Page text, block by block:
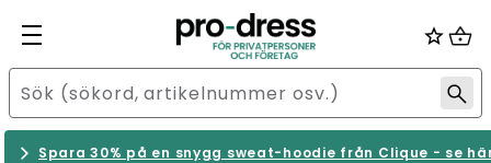
Spara 30% på en snygg sweat-hoodie från Clique - se